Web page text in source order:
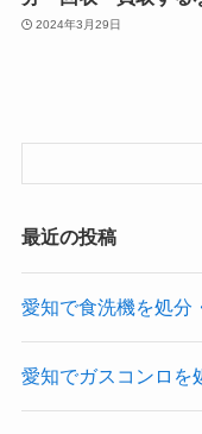
2024年3月29日
最近の投稿
愛知で食洗機を処分
愛知でガスコンロを